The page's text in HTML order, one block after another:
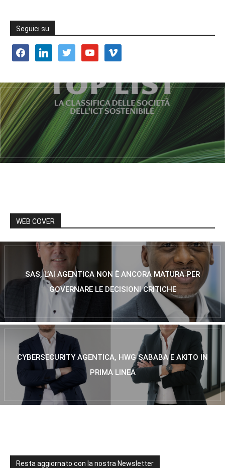
Seguici su
facebooklinkedin twitter youtube vimeo
WEB COVER
SAS, L’AI AGENTICA NON È ANCORA MATURA PER
GOVERNARE LE DECISIONI CRITICHE
CYBERSECURITY AGENTICA, HWG SABABA E AKITO IN
PRIMA LINEA
Resta aggiornato con la nostra Newsletter